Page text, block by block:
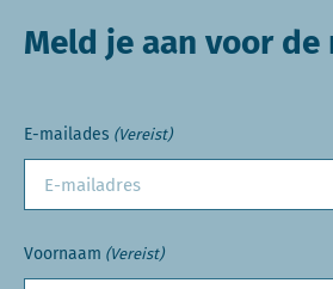
Meld je aan voor
E-mailades (Vereist)
Voornaam (Vereist)